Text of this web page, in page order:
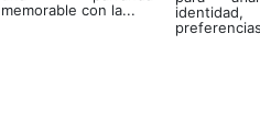
memorable con la...